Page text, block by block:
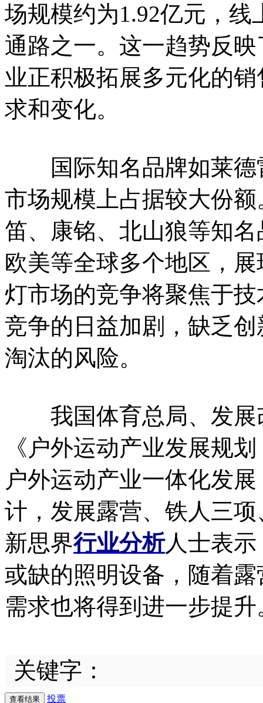
场规模约为1.92亿元，
通路之一。这一趋势反
业正积极拓展多元化的
求和变化。
国际知名品牌如莱德
市场规模上占据较大份
笛、康铭、北山狼等知
欧美等全球多个地区，
灯市场的竞争将聚焦于
竞争的日益加剧，缺乏
淘汰的风险。
我国体育总局、发展
《户外运动产业发展规
户外运动产业一体化发
计，发展露营、铁人三
新思界行业分析人士表
或缺的照明设备，随着
需求也将得到进一步提升
关键字：
投票